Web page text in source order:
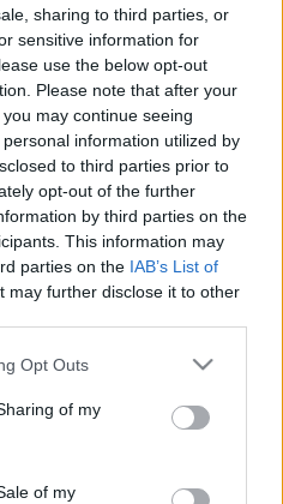
sharing to third parties, or
sensitive information for
use the below opt-out
Please note that after your
may continue seeing
information utilized by
to third parties prior to
opt-out of the further
by third parties on the
This information may
parties on the IAB’s List of
may further disclose it to other
uses one or more Google
behaviour. You may click to
and its third-party tags to
purposes in below Google
Opt Outs
of my
of my